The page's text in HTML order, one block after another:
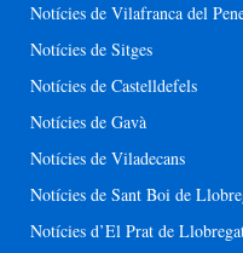
Notícies de Vilafranca del
Notícies de Sitges
Notícies de Castelldefels
Notícies de Gavà
Notícies de Viladecans
Notícies de Sant Boi de
Notícies d’El Prat de